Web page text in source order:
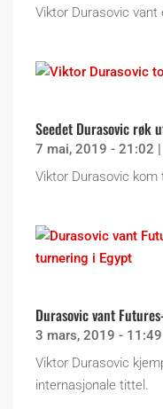
Viktor Durasovic
Seedet Durasovic røk
7 mai, 2019 - 21:02 |
Viktor Durasovic kom
Durasovic vant
3 mars, 2019 - 11:49
Viktor Durasovic
internasjonale tittel.